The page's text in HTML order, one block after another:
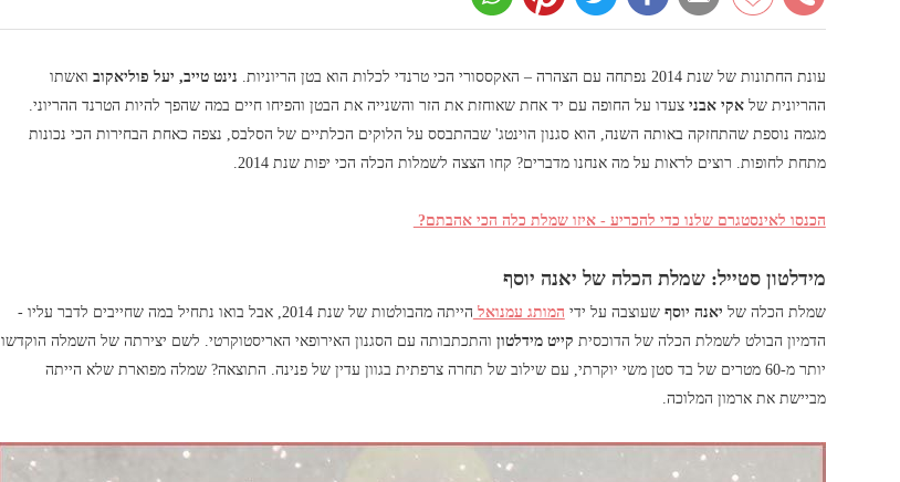
עונת החתונות של שנת 2014 נפתחה עם הצהרה – האקססורי הכי טרנדי לכלות הוא בטן הריוניות. נינט טייב, יעל פוליאקוב ואשתו
ההריונית של אקי אבני צעדו על החופה עם יד אחת שאוחזת את הזר והשנייה את הבטן והפיחו חיים במה שהפך להיות הטרנד ההריוני.
מגמה נוספת שהתחזקה באותה השנה, הוא סגנון הוינטג' שבהתבסס על הלוקים הכלתיים של הסלבס, נצפה כאחת הבחירות הכי נכונות
מתחת לחופות. רוצים לראות על מה אנחנו מדברים? קחו הצצה לשמלות הכלה הכי יפות שנת 2014.
הכנסו לאינסטגרם שלנו כדי להכריע - איזו שמלת כלה הכי אהבתם?
מידלטון סטייל: שמלת הכלה של יאנה יוסף
שמלת הכלה של יאנה יוסףשעוצבה על ידי המותג עמנואל
הייתה מהבולטות של שנת 2014, אבל בואו נתחיל במה שחייבים לדבר עליו -
הדמיון הבולט לשמלת הכלה של הדוכסית קייט מידלטון והתכתבותה עם הסגנון האירופאי האריסטוקרטי. לשם יצירתה של השמלה הוקדשו
יותר מ-60 מטרים של בד סטן משי יוקרתי, עם שילוב של תחרה צרפתית בגוון עדין של פנינה. התוצאה? שמלה מפוארת שלא הייתה
מביישת את ארמון המלוכה.